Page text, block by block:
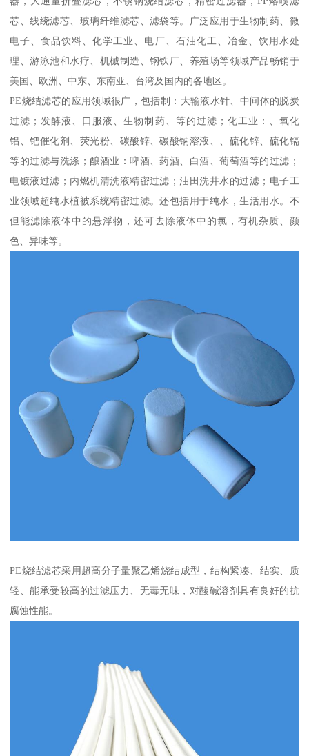
芯、线绕滤芯、玻璃纤维滤芯、滤袋等。广泛应用于生物制药、微
电子、食品饮料、化学工业、电厂、石油化工、冶金、饮用水处
理、游泳池和水疗、机械制造、钢铁厂、养殖场等领域产品畅销于
美国、欧洲、中东、东南亚、台湾及国内的各地区。
PE烧结滤芯的应用领域很广，包括制：大输液水针、中间体的脱炭
过滤；发酵液、口服液、生物制药、等的过滤；化工业：、氧化
铝、钯催化剂、荧光粉、碳酸锌、碳酸钠溶液、、硫化锌、硫化镉
等的过滤与洗涤；酿酒业：啤酒、药酒、白酒、葡萄酒等的过滤；
电镀液过滤；内燃机清洗液精密过滤；油田洗井水的过滤；电子工
业领域超纯水植被系统精密过滤。还包括用于纯水，生活用水。不
但能滤除液体中的悬浮物，还可去除液体中的氯，有机杂质、颜
色、异味等。
PE烧结滤芯采用超高分子量聚乙烯烧结成型，结构紧凑、结实、质
轻、能承受较高的过滤压力、无毒无味，对酸碱溶剂具有良好的抗
腐蚀性能。